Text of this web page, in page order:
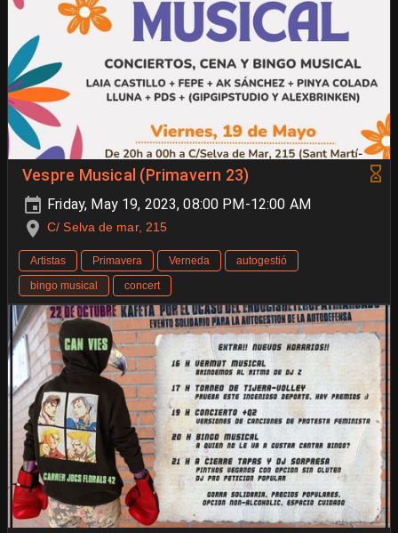
Vespre Musical (Primavern 23)
Friday, May 19, 2023, 08:00 PM-12:00 AM
C/ Selva de mar, 215
Artistas Primavera Verneda
autogestió
bingo musical
concert